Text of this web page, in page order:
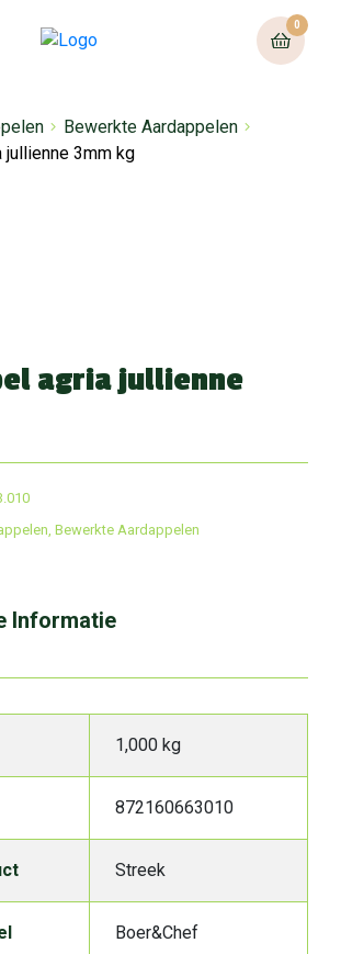
0
Bewerkte Aardappelen
jullienne 3mm kg
agria jullienne
Bewerkte Aardappelen
Informatie
1,000 kg
872160663010
Streek
Boer&Chef